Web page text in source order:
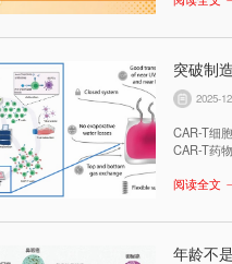
突破制
2025-
CAR-T细
CAR-T药
的每个环
阅读全文
年龄不